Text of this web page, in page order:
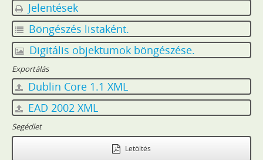
[Fond] 1411 - Győr thj. város házipénztárának iratai, 1873–1943
[Fond] 1412 - Győr thj. város adópénztárának iratai, 1873–1913
[Fond] 1413 - Győr thj. város árva-pénztárának iratai, 1872–1945
[Fond] 1414 - Győr thj. város számvevőségének iratai, 1870–1945
[Fond] 1416 - Győr város hivatásos tűzoltóságának irata, 1909–1949
[Fond] 1417 - Győr thj. város közigazgatási bizottságának iratai, 1930–1944
[Fond] 1424 - Földadó Kataszteri Bizottság iratai, 1884
[Fond] 1452 - Győr thj. város polgármesteri hivatalának iratai, 1945–1950
[Fond] 1453 - Győr thj. város tiszti ügyészének iratai, 1945–1948
Jelentések
Böngészés listaként.
Digitális objektumok böngészése.
Exportálás
Dublin Core 1.1 XML
EAD 2002 XML
Segédlet
Letöltés